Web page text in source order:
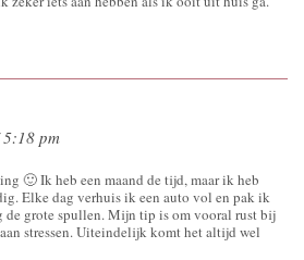
pm
🙂 Ik heb een maand de tijd, maar ik heb
Elke dag verhuis ik een auto vol en pak ik
de grote spullen. Mijn tip is om vooral rust bij
stressen. Uiteindelijk komt het altijd wel